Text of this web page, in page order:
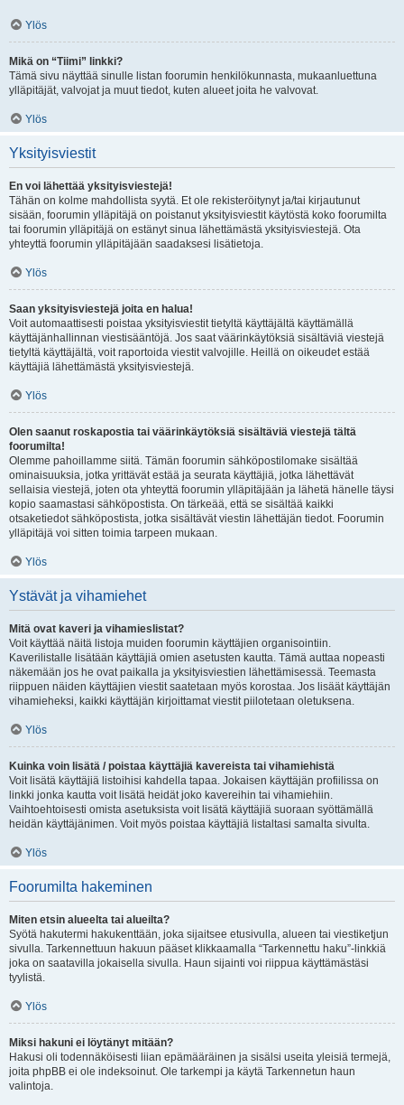
Ylös
Mikä on “Tiimi” linkki?
Tämä sivu näyttää sinulle listan foorumin henkilökunnasta, mukaanluettuna
ylläpitäjät, valvojat ja muut tiedot, kuten alueet joita he valvovat.
Ylös
Yksityisviestit
En voi lähettää yksityisviestejä!
Tähän on kolme mahdollista syytä. Et ole rekisteröitynyt ja/tai kirjautunut
sisään, foorumin ylläpitäjä on poistanut yksityisviestit käytöstä koko foorumilta
tai foorumin ylläpitäjä on estänyt sinua lähettämästä yksityisviestejä. Ota
yhteyttä foorumin ylläpitäjään saadaksesi lisätietoja.
Ylös
Saan yksityisviestejä joita en halua!
Voit automaattisesti poistaa yksityisviestit tietyltä käyttäjältä käyttämällä
käyttäjänhallinnan viestisääntöjä. Jos saat väärinkäytöksiä sisältäviä viestejä
tietyltä käyttäjältä, voit raportoida viestit valvojille. Heillä on oikeudet estää
käyttäjiä lähettämästä yksityisviestejä.
Ylös
Olen saanut roskapostia tai väärinkäytöksiä sisältäviä viestejä tältä
foorumilta!
Olemme pahoillamme siitä. Tämän foorumin sähköpostilomake sisältää
ominaisuuksia, jotka yrittävät estää ja seurata käyttäjiä, jotka lähettävät
sellaisia viestejä, joten ota yhteyttä foorumin ylläpitäjään ja lähetä hänelle täysi
kopio saamastasi sähköpostista. On tärkeää, että se sisältää kaikki
otsaketiedot sähköpostista, jotka sisältävät viestin lähettäjän tiedot. Foorumin
ylläpitäjä voi sitten toimia tarpeen mukaan.
Ylös
Ystävät ja vihamiehet
Mitä ovat kaveri ja vihamieslistat?
Voit käyttää näitä listoja muiden foorumin käyttäjien organisointiin.
Kaverilistalle lisätään käyttäjiä omien asetusten kautta. Tämä auttaa nopeasti
näkemään jos he ovat paikalla ja yksityisviestien lähettämisessä. Teemasta
riippuen näiden käyttäjien viestit saatetaan myös korostaa. Jos lisäät käyttäjän
vihamieheksi, kaikki käyttäjän kirjoittamat viestit piilotetaan oletuksena.
Ylös
Kuinka voin lisätä / poistaa käyttäjiä kavereista tai vihamiehistä
Voit lisätä käyttäjiä listoihisi kahdella tapaa. Jokaisen käyttäjän profiilissa on
linkki jonka kautta voit lisätä heidät joko kavereihin tai vihamiehiin.
Vaihtoehtoisesti omista asetuksista voit lisätä käyttäjiä suoraan syöttämällä
heidän käyttäjänimen. Voit myös poistaa käyttäjiä listaltasi samalta sivulta.
Ylös
Foorumilta hakeminen
Miten etsin alueelta tai alueilta?
Syötä hakutermi hakukenttään, joka sijaitsee etusivulla, alueen tai viestiketjun
sivulla. Tarkennettuun hakuun pääset klikkaamalla “Tarkennettu haku”-linkkiä
joka on saatavilla jokaisella sivulla. Haun sijainti voi riippua käyttämästäsi
tyylistä.
Ylös
Miksi hakuni ei löytänyt mitään?
Hakusi oli todennäköisesti liian epämääräinen ja sisälsi useita yleisiä termejä,
joita phpBB ei ole indeksoinut. Ole tarkempi ja käytä Tarkennetun haun
valintoja.